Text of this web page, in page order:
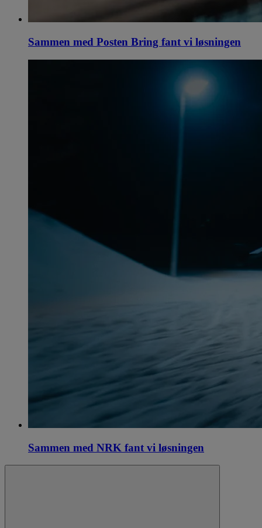
Sammen med Posten Bring fant vi løsningen
Sammen med NRK fant vi løsningen